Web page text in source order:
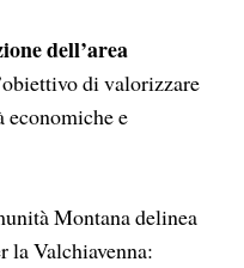
dell’area
di valorizzare
economiche e
Montana delinea
la Valchiavenna: